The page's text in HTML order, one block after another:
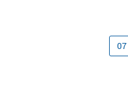
07